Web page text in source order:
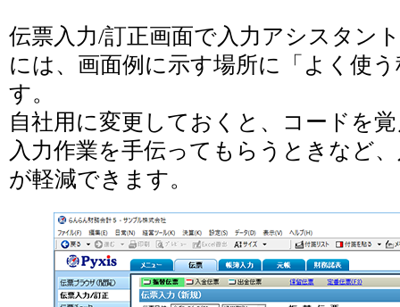
伝票入力/訂正画面で入力アシスタン
には、画面例に示す場所に「よく使
す。
自社用に変更しておくと、コードを
入力作業を手伝ってもらうときなど
が軽減できます。